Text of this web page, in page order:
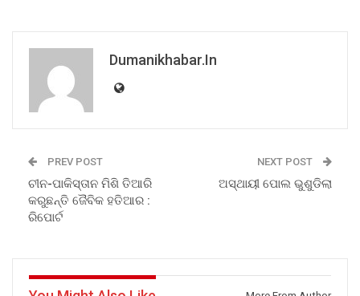
Dumanikhabar.in
PREV POST
ଚୀନ-ପାକିସ୍ତାନ ମିଶି ତିଆରି
କରୁଛନ୍ତି ଜୈବିକ ହତିଆର :
ରିପୋର୍ଟ
NEXT POST
ଅସ୍ଥାୟୀ ପୋଲ ଭୁଶୁଡିଲା